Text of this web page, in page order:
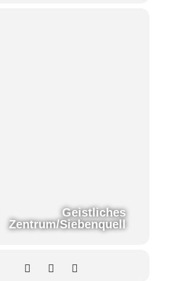
Geistliches
Zentrum/Siebenquell